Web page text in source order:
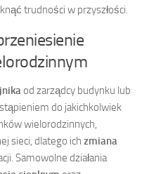
trudności w przyszłości.
od zarządcy budynku lub
do jakichkolwiek
wielorodzinnych,
sieci, dlatego ich zmiana
Samowolne działania